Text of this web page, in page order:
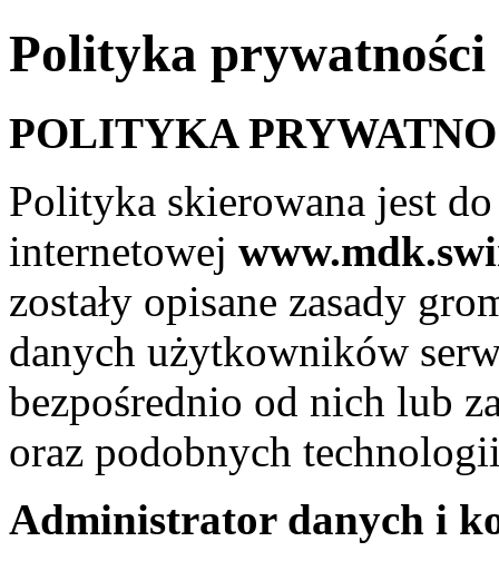
Polityka prywatności
POLITYKA
Polityka skierowana jest
internetowej
zostały opisane zasady
danych użytkowników
bezpośrednio od nich lub
oraz podobnych
Administrator danych i